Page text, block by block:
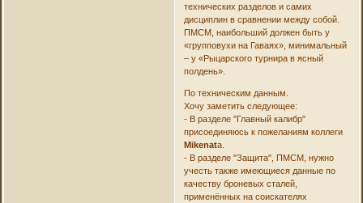
технических разделов и самих
дисциплин в сравнении между собой.
ПМСМ, наибольший должен быть у
«групповухи на Гаваях», минимальный
– у «Рыцарского турнира в ясный
полдень».
По техническим данным.
Хочу заметить следующее:
- В разделе "Главный калибр"
присоединяюсь к пожеланиям коллеги
Mikenatа.
- В разделе "Защита", ПМСМ, нужно
учесть также имеющиеся данные по
качеству броневых сталей,
применённых на соискателях